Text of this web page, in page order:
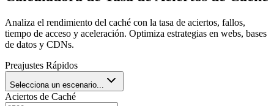
Analiza el rendimiento del caché con la tasa de aciertos, fallos,
tiempo de acceso y aceleración. Optimiza estrategias en webs, bases
de datos y CDNs.
Preajustes Rápidos
Selecciona un escenario...
Aciertos de Caché